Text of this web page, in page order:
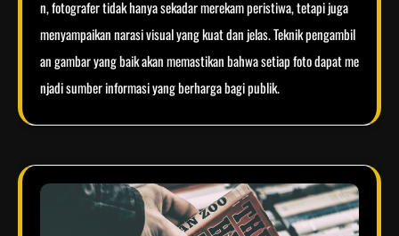
n, fotografer tidak hanya sekadar merekam peristiwa, tetapi juga
menyampaikan narasi visual yang kuat dan jelas. Teknik pengambil
an gambar yang baik akan memastikan bahwa setiap foto dapat me
njadi sumber informasi yang berharga bagi publik.